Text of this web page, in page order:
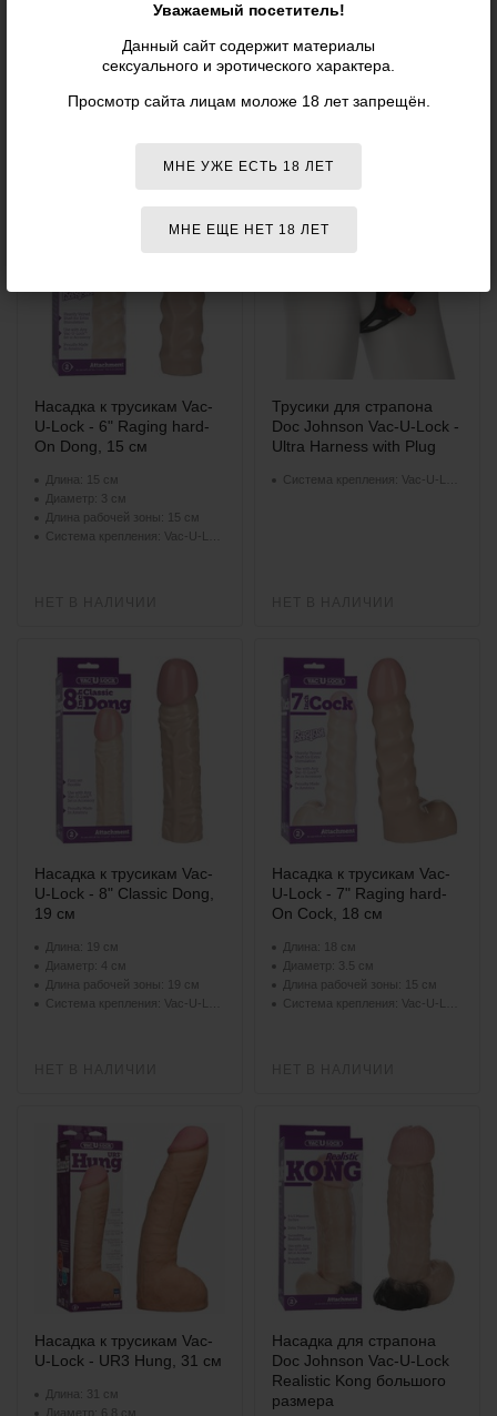
Уважаемый посетитель!
Данный сайт содержит материалы
сексуального и эротического характера.
Просмотр сайта лицам моложе 18 лет запрещён.
МНЕ УЖЕ ЕСТЬ 18 ЛЕТ
МНЕ ЕЩЕ НЕТ 18 ЛЕТ
Длина рабочей зоны: 18.5 см
Система крепления: Vac-U-Lock
7 156 р. 14 325 р.
Насадка к трусикам Vac-
U-Lock - 6" Raging hard-
On Dong, 15 см
Длина: 15 см
Диаметр: 3 см
Длина рабочей зоны: 15 см
Система крепления: Vac-U-Lock
Трусики для страпона
Doc Johnson Vac-U-Lock -
Ultra Harness with Plug
Система крепления: Vac-U-Lock
Насадка к трусикам Vac-
U-Lock - 8" Classic Dong,
19 см
Длина: 19 см
Диаметр: 4 см
Длина рабочей зоны: 19 см
Система крепления: Vac-U-Lock
Насадка к трусикам Vac-
U-Lock - 7" Raging hard-
On Cock, 18 см
Длина: 18 см
Диаметр: 3.5 см
Длина рабочей зоны: 15 см
Система крепления: Vac-U-Lock
Насадка к трусикам Vac-
U-Lock - UR3 Hung, 31 см
Длина: 31 см
Диаметр: 6.8 см
Насадка для страпона
Doc Johnson Vac-U-Lock
Realistic Kong большого
размера